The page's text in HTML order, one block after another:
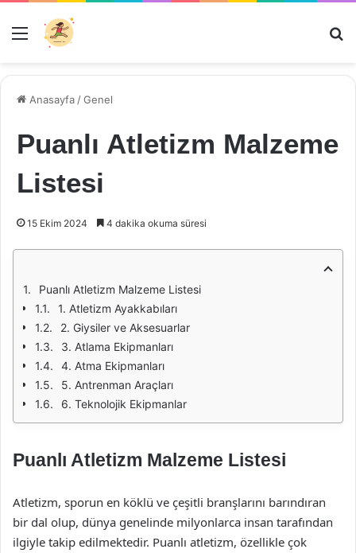
Menü
Anasayfa /Genel
Puanlı Atletizm Malzeme
Listesi
15 Ekim 2024 4 dakika okuma süresi
Puanlı Atletizm Malzeme Listesi
1. Atletizm Ayakkabıları
2. Giysiler ve Aksesuarlar
3. Atlama Ekipmanları
4. Atma Ekipmanları
5. Antrenman Araçları
6. Teknolojik Ekipmanlar
Puanlı Atletizm Malzeme Listesi
Atletizm, sporun en köklü ve çeşitli branşlarını barındıran
bir dal olup, dünya genelinde milyonlarca insan tarafından
ilgiyle takip edilmektedir. Puanlı atletizm, özellikle çok